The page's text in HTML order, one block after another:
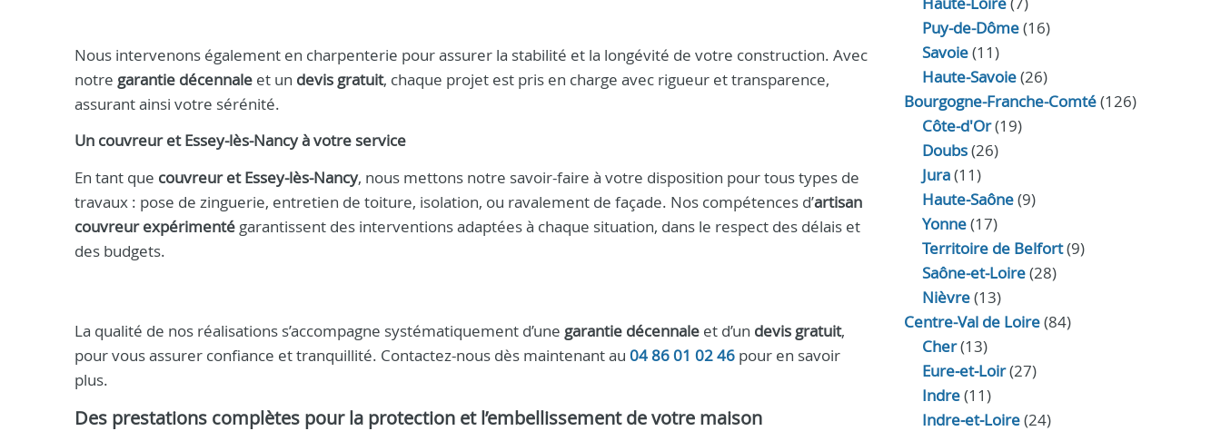
Nous intervenons également en charpenterie pour assurer la stabilité et la longévité de votre construction. Avec
notre garantie décennale et un devis gratuit, chaque projet est pris en charge avec rigueur et transparence,
assurant ainsi votre sérénité.
Un couvreur et Essey-lès-Nancyà votre service
En tant que couvreur et Essey-lès-Nancy, nous mettons notre savoir-faire à votre disposition pour tous types de
travaux : pose de zinguerie, entretien de toiture, isolation, ou ravalement de façade. Nos compétences d’artisan
couvreur expérimenté garantissent des interventions adaptées à chaque situation, dans le respect des délais et
des budgets.
La qualité de nos réalisations s’accompagne systématiquement d’une garantie décennale et d’un devis gratuit,
pour vous assurer confiance et tranquillité. Contactez-nous dès maintenant au 04 86 01 02 46 pour en savoir
plus.
Des prestations complètes pour la protection et l’embellissement de votre maison
Puy-de-Dôme(16)
Savoie(11)
Haute-Savoie(26)
Bourgogne-Franche-Comté(126)
Côte-d'Or(19)
Doubs(26)
Jura(11)
Haute‑Saône(9)
Yonne(17)
Territoire de Belfort(9)
Saône-et-Loire(28)
Nièvre(13)
Centre-Val de Loire(84)
Cher(13)
Eure‑et‑Loir(27)
Indre(11)
Indre‑et‑Loire(24)